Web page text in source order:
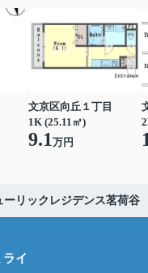
文京区向丘１丁目
1K (25.11㎡)
9.1万円
ーリックレジデンス茗荷谷
イ